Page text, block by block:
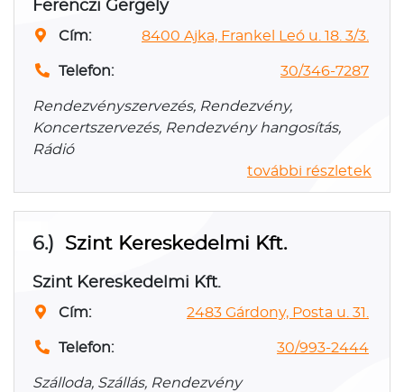
Ferenczi Gergely
Cím: 8400 Ajka, Frankel Leó u. 18. 3/3.
Telefon: 30/346-7287
Rendezvényszervezés, Rendezvény,
Koncertszervezés, Rendezvény hangosítás,
Rádió
további részletek
6.) Szint Kereskedelmi Kft.
Szint Kereskedelmi Kft.
Cím: 2483 Gárdony, Posta u. 31.
Telefon: 30/993-2444
Szálloda, Szállás, Rendezvény